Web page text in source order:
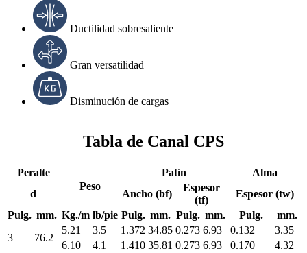
Ductilidad sobresaliente
Gran versatilidad
Disminución de cargas
Tabla de Canal CPS
Peralte
Peso
Patín
Alma
d
Ancho (bf)
Espesor
(tf)
Espesor (tw)
Pulg. mm. Kg./m lb/pie Pulg. mm. Pulg. mm. Pulg.
mm.
3
76.2
5.21 3.5 1.372 34.85 0.273 6.93 0.132
3.35
6.10
4.1 1.410 35.81 0.273 6.93 0.170
4.32